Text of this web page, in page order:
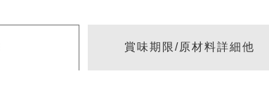
賞味期限/原材料詳細他